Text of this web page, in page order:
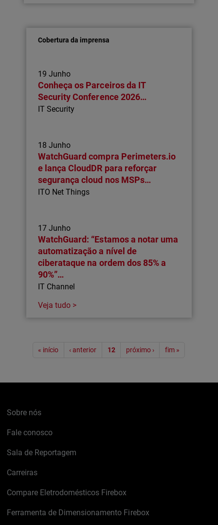
Cobertura da imprensa
19 Junho
Conheça os Parceiros da IT
Security Conference 2026…
IT Security
18 Junho
WatchGuard compra Perimeters.io
e lança CloudDR para reforçar
segurança cloud nos MSPs…
ITO Net Things
17 Junho
WatchGuard: “Estamos a notar uma
automatização a nível de
ciberataque na ordem dos 85% a
90%”…
IT Channel
Veja tudo >
Paginação
« início ‹ anterior 12 próximo › fim »
Sobre nós
Fale conosco
Sala de Reportagem
Carreiras
Compare Eletrodomésticos Firebox
Ferramenta de Dimensionamento Firebox